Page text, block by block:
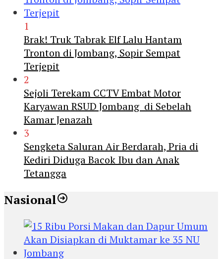
1
Brak! Truk Tabrak Elf Lalu Hantam
Tronton di Jombang, Sopir Sempat
Terjepit
2
Sejoli Terekam CCTV Embat Motor
Karyawan RSUD Jombang di Sebelah
Kamar Jenazah
3
Sengketa Saluran Air Berdarah, Pria di
Kediri Diduga Bacok Ibu dan Anak
Tetangga
Nasional